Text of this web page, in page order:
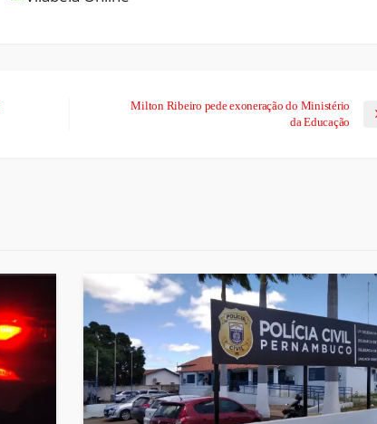
Milton Ribeiro pede exoneração do Ministério
da Educação